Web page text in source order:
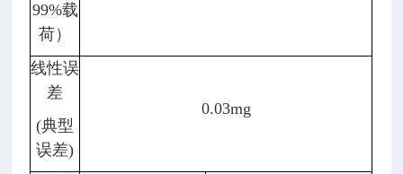
99%载
荷）
线性误
差
(典型
误差)
0.03mg